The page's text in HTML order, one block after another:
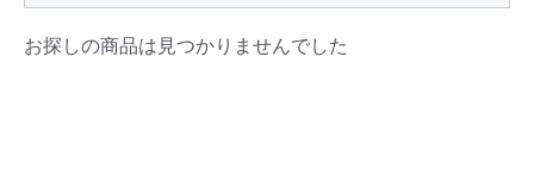
お探しの商品は見つかりませんでした